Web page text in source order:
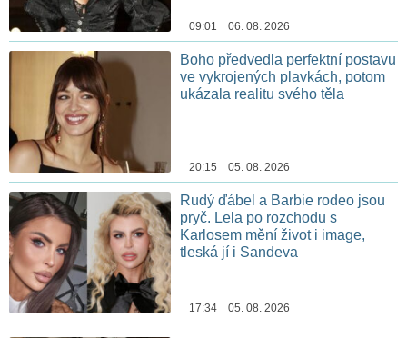
09:01 06. 08. 2026
Boho předvedla perfektní postavu
ve vykrojených plavkách, potom
ukázala realitu svého těla
20:15 05. 08. 2026
Rudý ďábel a Barbie rodeo jsou
pryč. Lela po rozchodu s
Karlosem mění život i image,
tleská jí i Sandeva
17:34 05. 08. 2026